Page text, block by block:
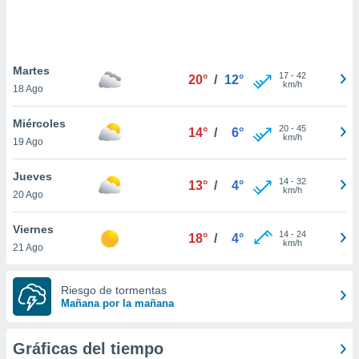
únicos
similares
como
IP
de
traten tus
en
a lo que
Para
Martes
18 Ago
20° / 12° 17- 42
km/h
Miércoles
19 Ago
14° / 6° 20- 45
km/h
Jueves
20 Ago
13° / 4° 14- 32
km/h
Viernes
21 Ago
18° / 4° 14- 24
km/h
Riesgo de tormentas
Mañana por la mañana
Gráficas del tiempo